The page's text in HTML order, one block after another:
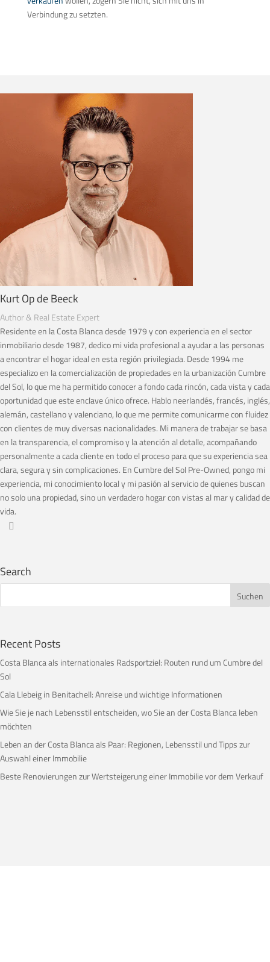
Verbindung zu setzten.
Kurt Op de Beeck
Author & Real Estate Expert
Residente en la Costa Blanca desde 1979 y con experiencia en el sector
inmobiliario desde 1987, dedico mi vida profesional a ayudar a las personas
a encontrar el hogar ideal en esta región privilegiada. Desde 1994 me
especializo en la comercialización de propiedades en la urbanización Cumbre
del Sol, lo que me ha permitido conocer a fondo cada rincón, cada vista y cada
oportunidad que este enclave único ofrece. Hablo neerlandés, francés, inglés,
alemán, castellano y valenciano, lo que me permite comunicarme con fluidez
con clientes de muy diversas nacionalidades. Mi manera de trabajar se basa
en la transparencia, el compromiso y la atención al detalle, acompañando
personalmente a cada cliente en todo el proceso para que su experiencia sea
clara, segura y sin complicaciones. En Cumbre del Sol Pre-Owned, pongo mi
experiencia, mi conocimiento local y mi pasión al servicio de quienes buscan
no solo una propiedad, sino un verdadero hogar con vistas al mar y calidad de
vida.
Search
Recent Posts
Costa Blanca als internationales Radsportziel: Routen rund um Cumbre del
Sol
Cala Llebeig in Benitachell: Anreise und wichtige Informationen
Wie Sie je nach Lebensstil entscheiden, wo Sie an der Costa Blanca leben
möchten
Leben an der Costa Blanca als Paar: Regionen, Lebensstil und Tipps zur
Auswahl einer Immobilie
Beste Renovierungen zur Wertsteigerung einer Immobilie vor dem Verkauf